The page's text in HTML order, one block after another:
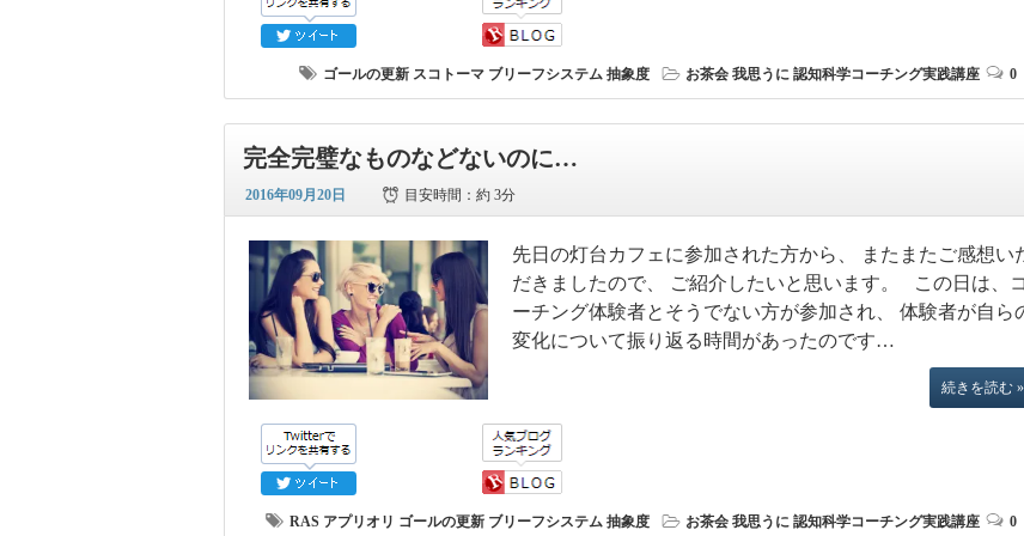
ゴールの更新 スコトーマ ブリーフシステム 抽象度 お茶会 我思うに 認知科学コーチング実践講座 0
完全完璧なものなどないのに…
2016年09月20日 目安時間：約 3分
先日の灯台カフェに参加された方から、 またまたご感想い
だきましたので、 ご紹介したいと思います。 この日は、コ
ーチング体験者とそうでない方が参加され、 体験者が自ら
変化について振り返る時間があったのです…
続きを読む »
RAS アプリオリ ゴールの更新 ブリーフシステム 抽象度 お茶会 我思うに 認知科学コーチング実践講座 0